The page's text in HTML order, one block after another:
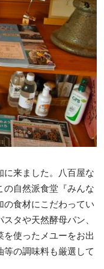
に来ました。八百屋な
の自然派食堂『みんな
の食材にこだわってい
タや天然酵母パン、
を使ったメユーをお出
等の調味料も厳選して